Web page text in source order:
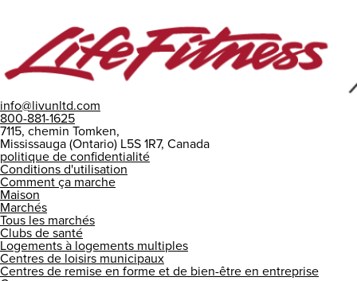
info@livunltd.com
800-881-1625
7115, chemin Tomken,
Mississauga (Ontario) L5S 1R7, Canada
politique de confidentialité
Conditions d'utilisation
Comment ça marche
Maison
Marchés
Tous les marchés
Clubs de santé
Logements à logements multiples
Centres de loisirs municipaux
Centres de remise en forme et de bien-être en entreprise